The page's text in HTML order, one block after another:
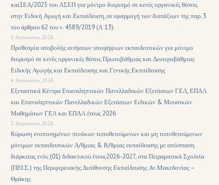
και1ΕΑ/2025 του ΑΣΕΠ για μόνιμο διορισμό σε κενές οργανικές θέσεις
στην Ειδική Αγωγή και Εκπαίδευση, σε εφαρμογή των διατάξεων της παρ. 3
του άρθρου 62 του ν. 4589/2019 (Α΄13).
5 Αυγούστου, 2026
Προθεσμία υποβολής αιτήσεων υποψήφιων εκπαιδευτικών για μόνιμο
διορισμό σε κενές οργανικές θέσεις Πρωτοβάθμιας και Δευτεροβάθμιας
Ειδικής Αγωγής και Εκπαίδευσης και Γενικής Εκπαίδευσης
4 Αυγούστου, 2026
Εξεταστικά Κέντρα Επαναληπτικών Πανελλαδικών Εξετάσεων ΓΕΛ, ΕΠΑΛ
και Επαναληπτικών Πανελλαδικών Εξετάσεων Ειδικών & Μουσικών
Μαθημάτων ΓΕΛ και ΕΠΑΛ έτους 2026
3 Αυγούστου, 2026
Κύρωση ενοποιημένων πινάκων τοποθετούμενων και μη τοποθετούμενων
μόνιμων εκπαιδευτικών Α/θμιας & Β/θμιας εκπαίδευσης με απόσπαση
διάρκειας ενός (01) διδακτικού έτους2026-2027, στα Πειραματικά Σχολεία
(ΠΕΙ.Σ.) της Περιφερειακής Διεύθυνσης Εκπαίδευσης Αν.Μακεδονίας –
Θράκης